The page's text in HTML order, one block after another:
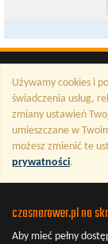
Używamy cookies i
świadczenia usług,
zmiany ustawień
umieszczane w
możesz zmienić te
prywatności.
czasnarower.pl na
Aby mieć pełny